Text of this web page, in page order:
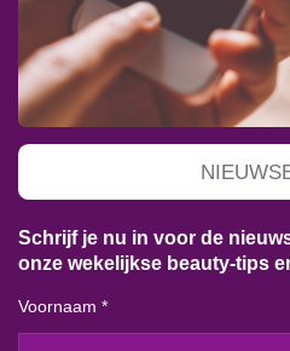
Schrijf je nu in voor de
onze wekelijkse beauty-tips
Voornaam *